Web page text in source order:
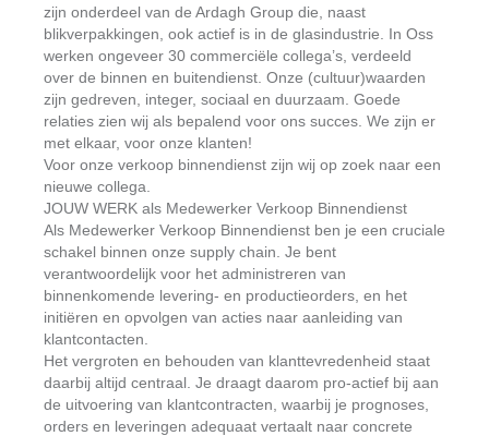
zijn onderdeel van de Ardagh Group die, naast
blikverpakkingen, ook actief is in de glasindustrie. In Oss
werken ongeveer 30 commerciële collega’s, verdeeld
over de binnen en buitendienst. Onze (cultuur)waarden
zijn gedreven, integer, sociaal en duurzaam. Goede
relaties zien wij als bepalend voor ons succes. We zijn er
met elkaar, voor onze klanten!
Voor onze verkoop binnendienst zijn wij op zoek naar een
nieuwe collega.
JOUW WERK als Medewerker Verkoop Binnendienst
Als Medewerker Verkoop Binnendienst ben je een cruciale
schakel binnen onze supply chain. Je bent
verantwoordelijk voor het administreren van
binnenkomende levering- en productieorders, en het
initiëren en opvolgen van acties naar aanleiding van
klantcontacten.
Het vergroten en behouden van klanttevredenheid staat
daarbij altijd centraal. Je draagt daarom pro-actief bij aan
de uitvoering van klantcontracten, waarbij je prognoses,
orders en leveringen adequaat vertaalt naar concrete